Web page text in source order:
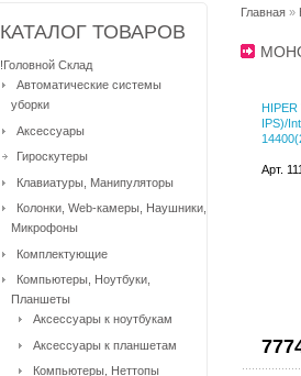
Главная »
IPS)/
Арт.
КАТАЛОГ ТОВАРОВ
!Головной Склад
Автоматические системы
уборки
Аксессуары
Гироскутеры
Клавиатуры, Манипуляторы
Колонки, Web-камеры, Наушники,
Микрофоны
Комплектующие
Компьютеры, Ноутбуки,
Планшеты
Аксессуары к ноутбукам
Аксессуары к планшетам
Компьютеры, Неттопы